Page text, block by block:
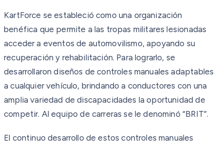
KartForce se estableció como una organización
benéfica que permite a las tropas militares lesionadas
acceder a eventos de automovilismo, apoyando su
recuperación y rehabilitación. Para lograrlo, se
desarrollaron diseños de controles manuales adaptables
a cualquier vehículo, brindando a conductores con una
amplia variedad de discapacidades la oportunidad de
competir. Al equipo de carreras se le denominó “BRIT”.
El continuo desarrollo de estos controles manuales